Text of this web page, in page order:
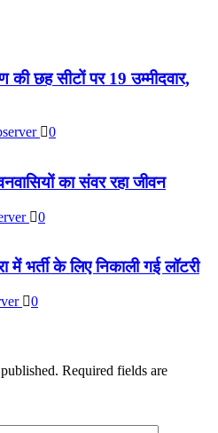
छह सीटों पर 19 उम्मीदवार,
0
का संवर रहा जीवन
0
में भर्ती के लिए निकाली गई लॉटरी
0
Required fields are